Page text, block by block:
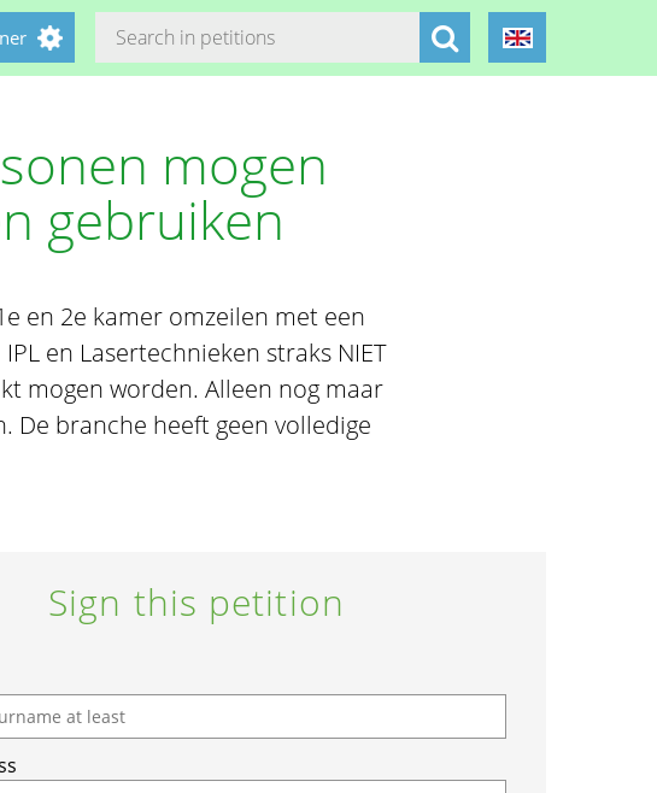
mogen
gebruiken
en 2e kamer omzeilen met een
en Lasertechnieken straks NIET
mogen worden. Alleen nog maar
De branche heeft geen volledige
Sign this petition